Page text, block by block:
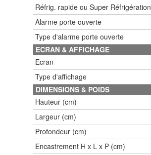
Réfrig. rapide ou Super Réfrigération
Alarme porte ouverte
Type d'alarme porte ouverte
ECRAN & AFFICHAGE
Ecran
Type d'affichage
DIMENSIONS & POIDS
Hauteur (cm)
Largeur (cm)
Profondeur (cm)
Encastrement H x L x P (cm)